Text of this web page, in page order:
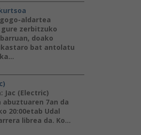
aldartea
zerbitzuko
doako
bat antolatu
Jac (Electric)
7an da
20:00etab Udal
librea da. Ko...